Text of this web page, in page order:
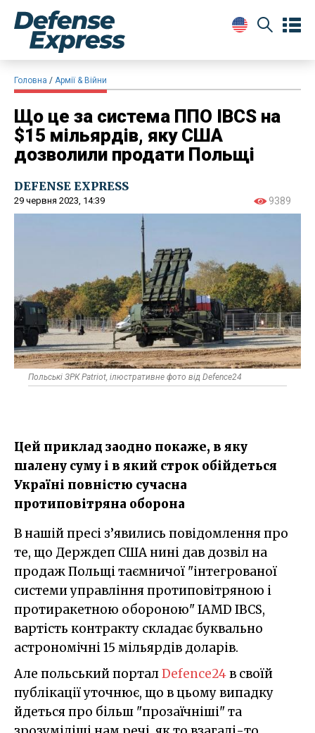
Головна Армії & Війни
Що це за система ППО IBCS на
$15 мільярдів, яку США
дозволили продати Польщі
DEFENSE EXPRESS
29 червня 2023, 14:39 9389
Польські ЗРК Patriot, ілюстративне фото від Defence24
Цей приклад заодно покаже, в яку
шалену суму і в який строк обійдеться
Україні повністю сучасна
протиповітряна оборона
В нашій пресі з’явились повідомлення про
те, що Держдеп США нині дав дозвіл на
продаж Польщі таємничої "інтегрованої
системи управління протиповітряною і
протиракетною обороною" IAMD IBCS,
вартість контракту складає буквально
астрономічні 15 мільярдів доларів.
Але польський порталDefence24в своїй
публікації уточнює, що в цьому випадку
йдеться про більш "прозаїчніші" та